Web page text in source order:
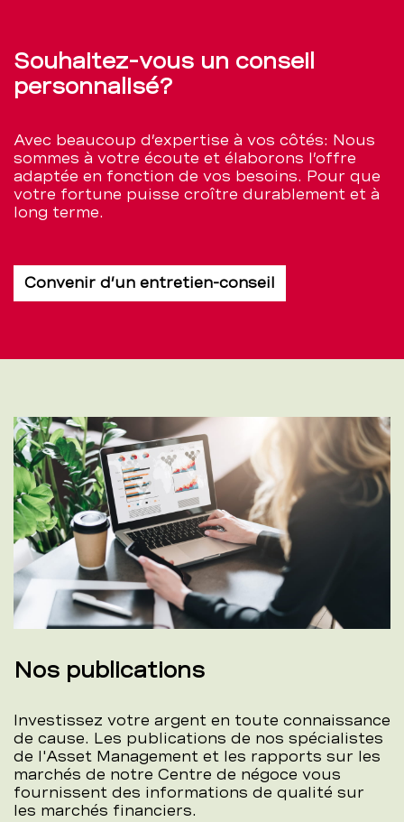
Souhaitez-vous un conseil
personnalisé?
Avec beaucoup d’expertise à vos côtés: Nous
sommes à votre écoute et élaborons l’offre
adaptée en fonction de vos besoins. Pour que
votre fortune puisse croître durablement et à
long terme.
Convenir d’un entretien-conseil
Nos publications
Investissez votre argent en toute connaissance
de cause. Les publications de nos spécialistes
de l'Asset Management et les rapports sur les
marchés de notre Centre de négoce vous
fournissent des informations de qualité sur
les marchés financiers.